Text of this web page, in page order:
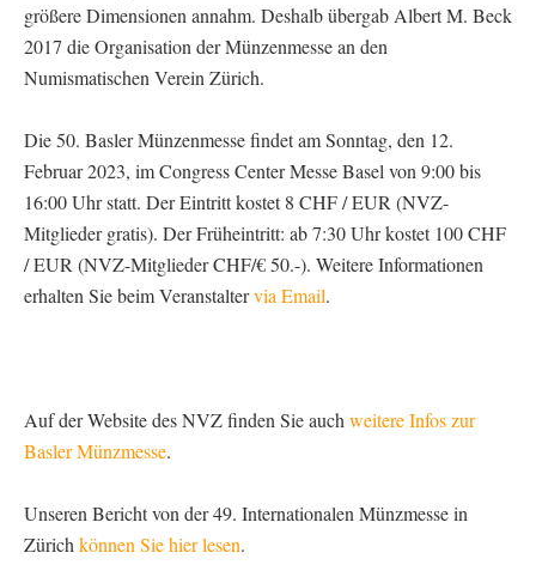
größere Dimensionen annahm. Deshalb übergab Albert M. Beck
2017 die Organisation der Münzenmesse an den
Numismatischen Verein Zürich.
Die 50. Basler Münzenmesse findet am Sonntag, den 12.
Februar 2023, im Congress Center Messe Basel von 9:00 bis
16:00 Uhr statt. Der Eintritt kostet 8 CHF / EUR (NVZ-
Mitglieder gratis). Der Früheintritt: ab 7:30 Uhr kostet 100 CHF
/ EUR (NVZ-Mitglieder CHF/€ 50.-). Weitere Informationen
erhalten Sie beim Veranstaltervia Email.
Auf der Website des NVZ finden Sie auch weitere Infos zur
Basler Münzmesse.
Unseren Bericht von der 49. Internationalen Münzmesse in
Zürich können Sie hier lesen.